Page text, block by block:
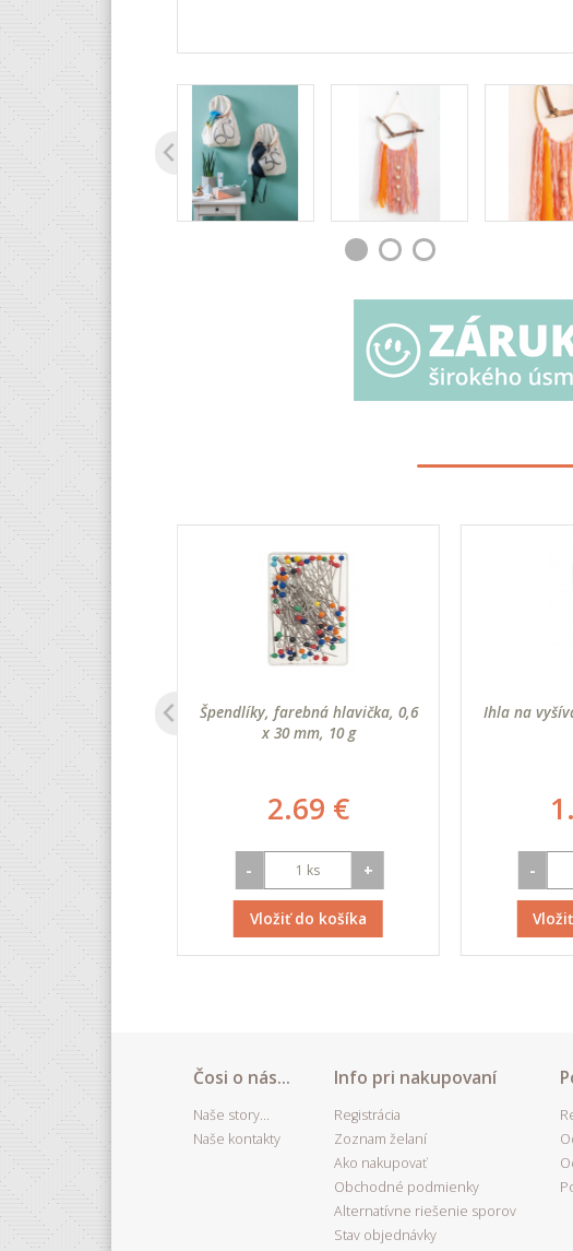
XL šidlo, sada
€
do košíka
Špendlíky, farebná hlavička, 0,6
x 30 mm, 10 g
2.69 €
- +
Vložiť do košíka
Ihla na
-
Čosi o nás...
Naše story...
Naše kontakty
Info pri nakupovaní
Registrácia
Zoznam želaní
Ako nakupovať
Obchodné podmienky
Alternatívne riešenie sporov
Stav objednávky